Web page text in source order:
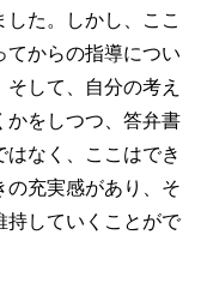
た。しかし、ここ
てからの指導につい
して、自分の考え
かをしつつ、答弁書
なく、ここはでき
の充実感があり、そ
持していくことがで